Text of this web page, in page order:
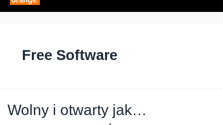
Free Software
Wolny i otwarty jak…